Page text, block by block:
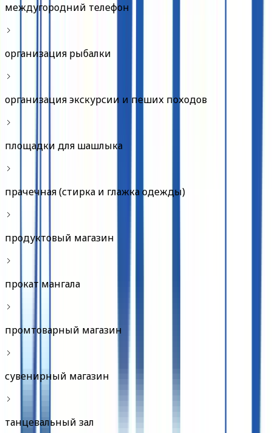
междугородний телефон
организация рыбалки
организация экскурсии и пеших походов
площадки для шашлыка
прачечная (стирка и глажка одежды)
продуктовый магазин
прокат мангала
промтоварный магазин
сувенирный магазин
танцевальный зал